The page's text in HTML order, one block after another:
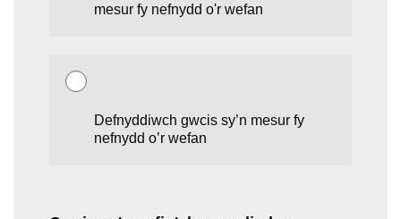
mesur fy nefnydd o'r wefan
Defnyddiwch gwcis sy’n mesur fy
nefnydd o’r wefan